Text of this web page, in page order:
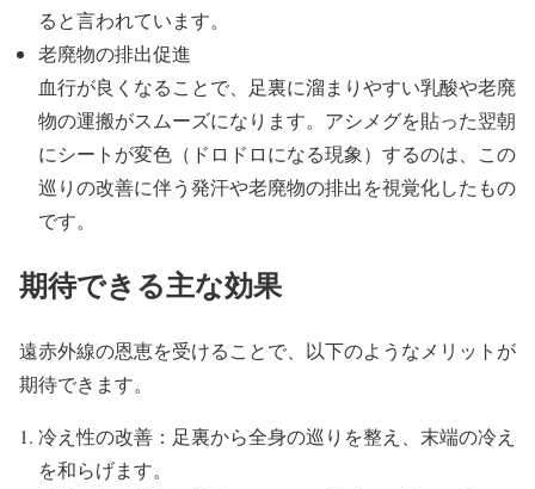
ると言われています。
老廃物の排出促進
血行が良くなることで、足裏に溜まりやすい乳酸や老廃
物の運搬がスムーズになります。アシメグを貼った翌朝
にシートが変色（ドロドロになる現象）するのは、この
巡りの改善に伴う発汗や老廃物の排出を視覚化したもの
です。
期待できる主な効果
遠赤外線の恩恵を受けることで、以下のようなメリットが
期待できます。
冷え性の改善：足裏から全身の巡りを整え、末端の冷え
を和らげます。